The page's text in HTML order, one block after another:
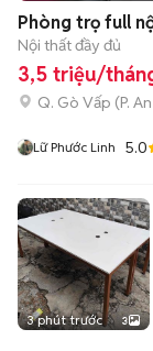
Phòng trọ full
Nội thất đầy đủ
3,5 triệu/
Q. Gò Vấp (P.
Lữ Phước Linh 5.0
3 phút trước 3